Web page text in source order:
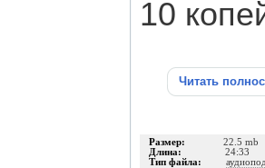
10
Читать
Размер: 22.5 mb
Длина: 24:33
Тип файла: